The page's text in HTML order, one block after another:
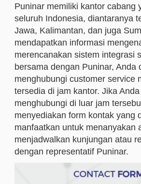
Puninar memiliki kantor cabang
seluruh Indonesia, diantaranya
Jawa, Kalimantan, dan juga
mendapatkan informasi
merencanakan sistem integrasi
bersama dengan Puninar, Anda
menghubungi customer service
tersedia di jam kantor. Jika
menghubungi di luar jam
menyediakan form kontak yang
manfaatkan untuk menanyakan
menjadwalkan kunjungan atau
dengan representatif Puninar.